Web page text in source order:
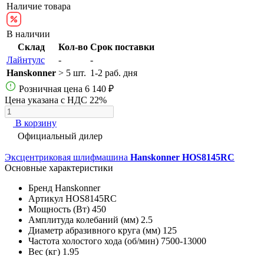
Наличие товара
В наличии
Склад
Кол-во Срок поставки
Лайнтулс
-
-
Hanskonner > 5 шт. 1-2 раб. дня
Розничная цена 6 140 ₽
Цена указана с НДС 22%
В корзину
Официальный дилер
Эксцентриковая шлифмашина Hanskonner HOS8145RC
Основные характеристики
Бренд Hanskonner
Артикул HOS8145RC
Мощность (Вт) 450
Амплитуда колебаний (мм) 2.5
Диаметр абразивного круга (мм) 125
Частота холостого хода (об/мин) 7500-13000
Вес (кг) 1.95